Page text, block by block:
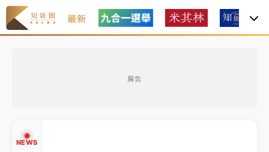
最新
廣告
NEWS
中信慈善基金會想增加董事人數！辜仲諒向法院聲請遭
駁 理由曝光